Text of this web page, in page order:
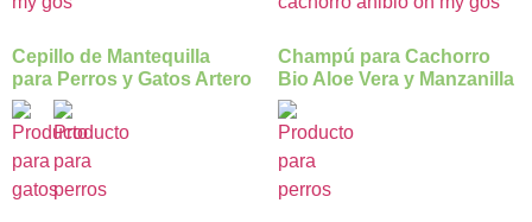
Cepillo de Mantequilla
para Perros y Gatos Artero
Champú para Cachorro
Bio Aloe Vera y Manzanilla